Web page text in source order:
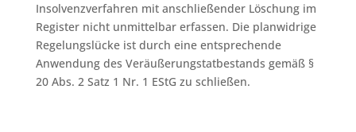
Insolvenzverfahren mit anschließender Löschung im
Register nicht unmittelbar erfassen. Die planwidrige
Regelungslücke ist durch eine entsprechende
Anwendung des Veräußerungstatbestands gemäß §
20 Abs. 2 Satz 1 Nr. 1 EStG zu schließen.